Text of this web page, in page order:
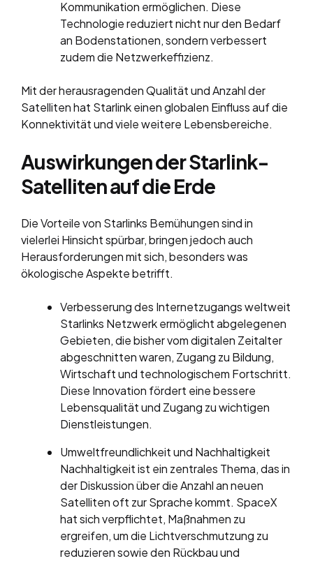
Kommunikation ermöglichen. Diese
Technologie reduziert nicht nur den Bedarf
an Bodenstationen, sondern verbessert
zudem die Netzwerkeffizienz.
Mit der herausragenden Qualität und Anzahl der
Satelliten hat Starlink einen globalen Einfluss auf die
Konnektivität und viele weitere Lebensbereiche.
Auswirkungen der Starlink-
Satelliten auf die Erde
Die Vorteile von Starlinks Bemühungen sind in
vielerlei Hinsicht spürbar, bringen jedoch auch
Herausforderungen mit sich, besonders was
ökologische Aspekte betrifft.
Verbesserung des Internetzugangs weltweit
Starlinks Netzwerk ermöglicht abgelegenen
Gebieten, die bisher vom digitalen Zeitalter
abgeschnitten waren, Zugang zu Bildung,
Wirtschaft und technologischem Fortschritt.
Diese Innovation fördert eine bessere
Lebensqualität und Zugang zu wichtigen
Dienstleistungen.
Umweltfreundlichkeit und Nachhaltigkeit
Nachhaltigkeit ist ein zentrales Thema, das in
der Diskussion über die Anzahl an neuen
Satelliten oft zur Sprache kommt. SpaceX
hat sich verpflichtet, Maßnahmen zu
ergreifen, um die Lichtverschmutzung zu
reduzieren sowie den Rückbau und